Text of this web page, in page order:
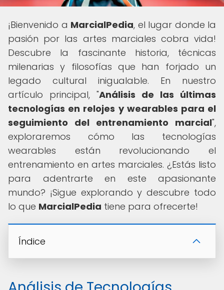
¡Bienvenido a MarcialPedia, el lugar donde la
pasión por las artes marciales cobra vida!
Descubre la fascinante historia, técnicas
milenarias y filosofías que han forjado un
legado cultural inigualable. En nuestro
artículo principal, "Análisis de las últimas
tecnologías en relojes y wearables para el
seguimiento del entrenamiento marcial",
exploraremos cómo las tecnologías
wearables están revolucionando el
entrenamiento en artes marciales. ¿Estás listo
para adentrarte en este apasionante
mundo? ¡Sigue explorando y descubre todo
lo que MarcialPedia tiene para ofrecerte!
Índice